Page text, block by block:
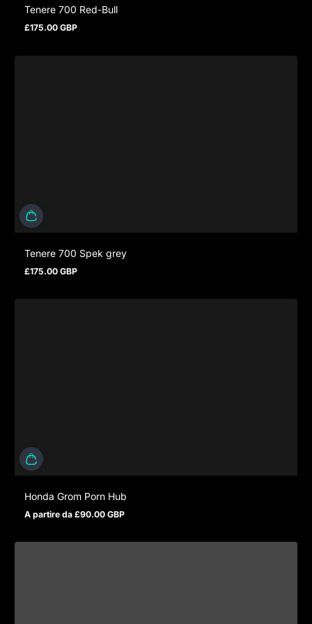
Tenere 700 Red-Bull
Prezzo normale
£175.00 GBP
Tenere 700 Spek grey
Prezzo normale
£175.00 GBP
Honda Grom Porn Hub
Prezzo normale
A partire da £90.00 GBP